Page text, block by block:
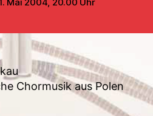
Chormusik aus Polen